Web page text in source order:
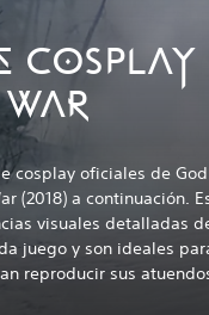
COSPLAY
cosplay oficiales de
(2018) a continuación.
visuales detalladas
juego y son ideales
reproducir sus